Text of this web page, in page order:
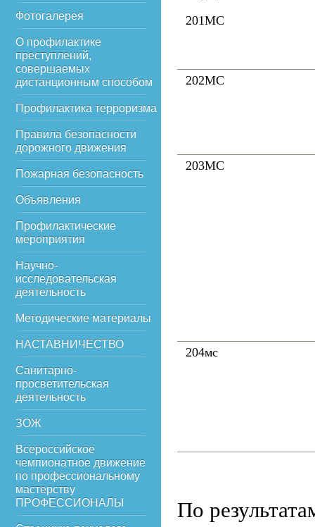
Фотогалерея
О профилактике
преступлений,
совершаемых
дистанционным способом
Профилактика терроризма
Правила безопасности
дорожного движения
Пожарная безопасность
Объявления
Профилактические
мероприятия
Научно-
исследовательская
деятельность
Методические материалы
НАСТАВНИЧЕСТВО
Санитарно-
просветительская
деятельность
ЗОЖ
Всероссийское
чемпионатное движение
по профессиональному
мастерству
ПРОФЕССИОНАЛЫ
201МС
202МС
203МС
204мс
По